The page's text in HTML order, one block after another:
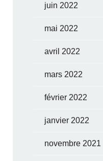
juin 2022
mai 2022
avril 2022
mars 2022
février 2022
janvier 2022
novembre 2021